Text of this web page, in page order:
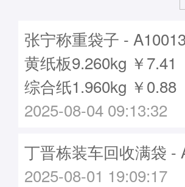
张宁称重袋子 -
黄纸板9.260kg ￥7.41
综合纸1.960kg ￥0.88
2025-08-04 09:13:32
丁晋栋装车回收满袋 -
2025-08-01 19:09:17